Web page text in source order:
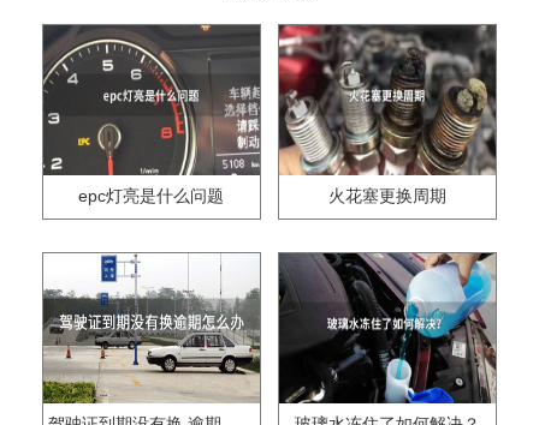
epc灯亮是什么问题 火花塞更换周期